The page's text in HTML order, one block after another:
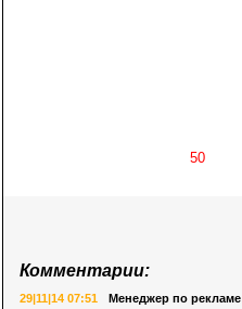
Комментарии:
29|11|14 07:51 Менеджер по рекламе